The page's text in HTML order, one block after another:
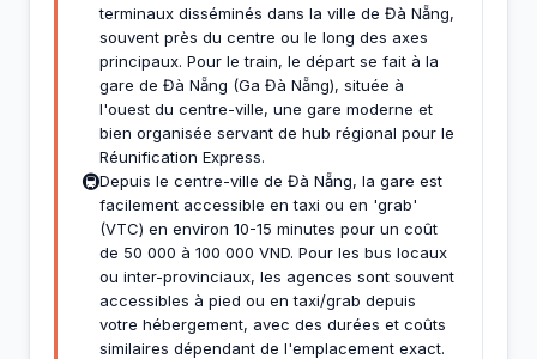
terminaux disséminés dans la ville de Đà Nẵng,
souvent près du centre ou le long des axes
principaux. Pour le train, le départ se fait à la
gare de Đà Nẵng (Ga Đà Nẵng), située à
l'ouest du centre-ville, une gare moderne et
bien organisée servant de hub régional pour le
Réunification Express.
🚇Depuis le centre-ville de Đà Nẵng, la gare est
facilement accessible en taxi ou en 'grab'
(VTC) en environ 10-15 minutes pour un coût
de 50 000 à 100 000 VND. Pour les bus locaux
ou inter-provinciaux, les agences sont souvent
accessibles à pied ou en taxi/grab depuis
votre hébergement, avec des durées et coûts
similaires dépendant de l'emplacement exact.